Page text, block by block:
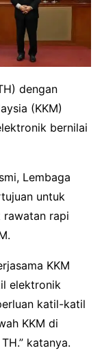
dengan
(KKM)
bernilai
Lembaga
untuk
rawatan rapi
KKM
elektronik
katil-katil
KKM di
katanya.